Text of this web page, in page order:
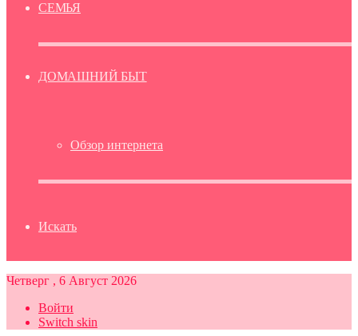
СЕМЬЯ
ДОМАШНИЙ БЫТ
Обзор интернета
Искать
Четверг , 6 Август 2026
Войти
Switch skin